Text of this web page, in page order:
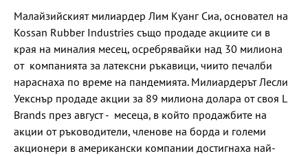
Малайзийският милиардер Лим Куанг Сиа, основател на
Kossan Rubber Industries също продаде акциите си в
края на миналия месец, осребрявайки над 30 милиона
от компанията за латексни ръкавици, чиито печалби
нараснаха по време на пандемията. Милиардерът Лесли
Уекснър продаде акции за 89 милиона долара от своя L
Brands през август - месеца, в който продажбите на
акции от ръководители, членове на борда и големи
акционери в американски компании достигнаха най-